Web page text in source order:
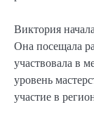
Виктория
Она посещала
участвовала в
уровень
участие в